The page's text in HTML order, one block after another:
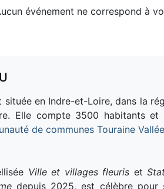
événement ne correspond à
située en Indre-et-Loire, dans la
Elle compte 3500 habitants et
de communes Touraine
Ville et villages fleuris et
depuis 2025, est célèbre pour